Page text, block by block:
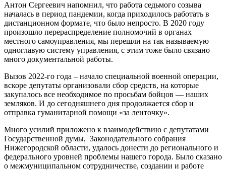
Антон Сергеевич напомнил, что работа седьмого созыва
началась в период пандемии, когда приходилось работать в
дистанционном формате, что было непросто. В 2020 году
произошло перераспределение полномочий в органах
местного самоуправления, мы перешли на так называемую
одноглавую систему управления, с этим тоже было связано
много документальной работы.
Вызов 2022-го года – начало специальной военной операции,
вскоре депутаты организовали сбор средств, на которые
закупалось все необходимое по просьбам бойцов — наших
земляков. И до сегодняшнего дня продолжается сбор и
отправка гуманитарной помощи «за ленточку».
Много усилий приложено к взаимодействию с депутатами
Государственной думы, Законодательного собрания
Нижегородской области, удалось донести до регионального и
федерального уровней проблемы нашего города. Было сказано
о межмуниципальном сотрудничестве, создании и работе